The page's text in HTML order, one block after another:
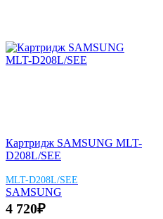
Картридж SAMSUNG MLT-
D208L/SEE
MLT-D208L/SEE
SAMSUNG
4 720₽